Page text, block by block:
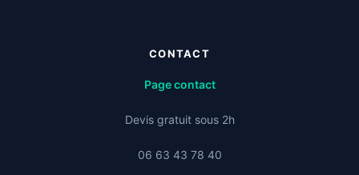
CONTACT
Page contact
Devis gratuit sous 2h
06 63 43 78 40